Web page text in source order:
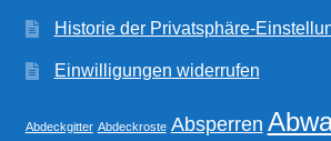
Historie der Privatsphäre-
Einwilligungen widerrufen
Abdeckgitter Abdeckroste Absperren